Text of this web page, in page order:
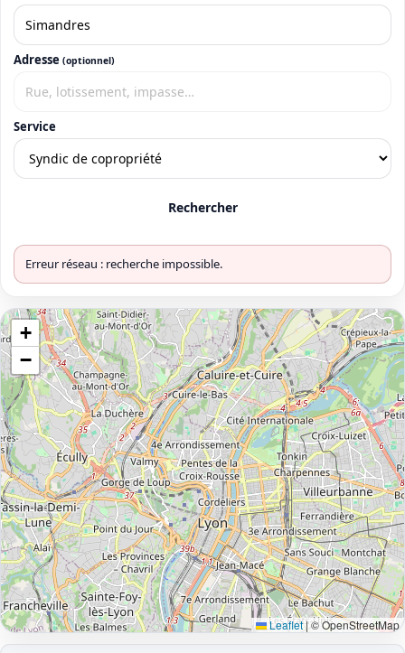
Adresse (optionnel)
Service
Rechercher
Erreur réseau : recherche impossible.
+
−
Leaflet|© OpenStreetMap